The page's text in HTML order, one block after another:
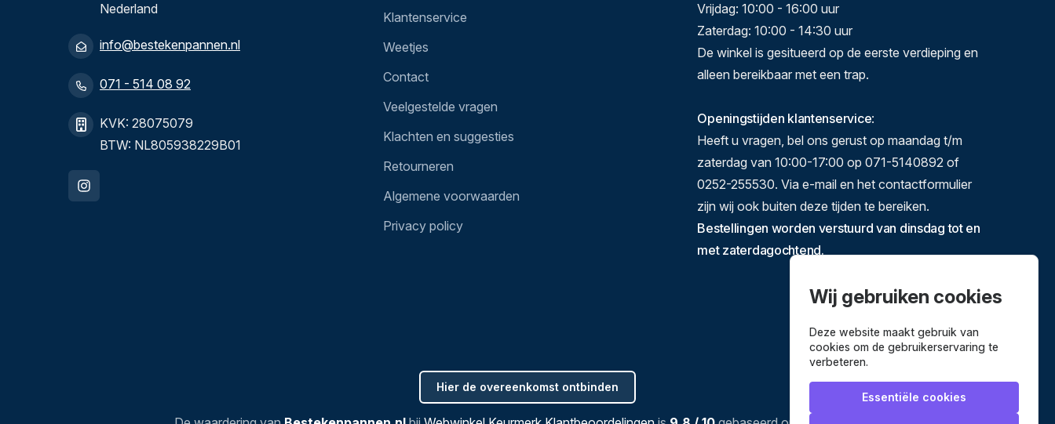
Nederland
info@bestekenpannen.nl
071 - 514 08 92
KVK: 28075079
BTW: NL805938229B01
Klantenservice
Weetjes
Contact
Veelgestelde vragen
Klachten en suggesties
Retourneren
Algemene voorwaarden
Privacy policy
Vrijdag: 10:00 - 16:00 uur
Zaterdag: 10:00 - 14:30 uur
De winkel is gesitueerd op de eerste verdieping en
alleen bereikbaar met een trap.
Openingstijden klantenservice:
Heeft u vragen, bel ons gerust op maandag t/m
zaterdag van 10:00-17:00 op 071-5140892 of
0252-255530. Via e-mail en het contactformulier
zijn wij ook buiten deze tijden te bereiken.
Bestellingen worden verstuurd van dinsdag tot en
met zaterdagochtend.
Hier de overeenkomst ontbinden
Wij gebruiken cookies
Deze website maakt gebruik van
cookies om de gebruikerservaring te
verbeteren.
Essentiële cookies